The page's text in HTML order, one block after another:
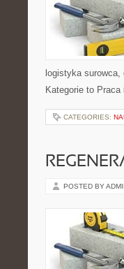
logistyka
Kategorie to
CATEGORIES:
POSTED BY